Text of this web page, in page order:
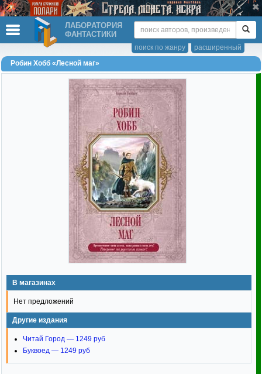
ЛАБОРАТОРИЯ
ФАНТАСТИКИ
расширенный
поиск по жанру
Робин Хобб «Лесной маг»
В магазинах
Нет предложений
Другие издания
Читай Город — 1249 руб
Буквоед — 1249 руб